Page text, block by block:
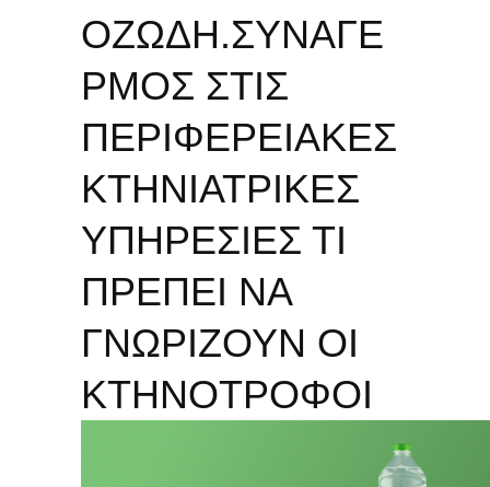
ΟΖΩΔΗ.ΣΥΝΑΓΕ
ΡΜΟΣ ΣΤΙΣ
ΠΕΡΙΦΕΡΕΙΑΚΕΣ
ΚΤΗΝΙΑΤΡΙΚΕΣ
ΥΠΗΡΕΣΙΕΣ ΤΙ
ΠΡΕΠΕΙ ΝΑ
ΓΝΩΡΙΖΟΥΝ ΟΙ
ΚΤΗΝΟΤΡΟΦΟΙ